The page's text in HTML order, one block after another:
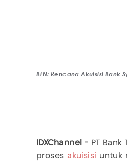
BTN: Rencana Akuisisi Bank
IDXChannel - PT
prosesakuisisi untuk